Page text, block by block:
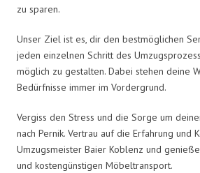
zu sparen.
Unser Ziel ist es, dir den bestmöglichen
jeden einzelnen Schritt des
möglich zu gestalten. Dabei stehen deine
Bedürfnisse immer im Vordergrund.
Vergiss den Stress und die Sorge um
nach Pernik. Vertrau auf die Erfahrung und
Umzugsmeister Baier Koblenz und
und kostengünstigen Möbeltransport.